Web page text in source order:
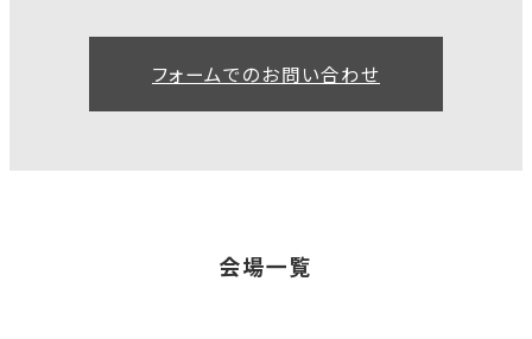
フォームでのお問い合わせ
会場一覧